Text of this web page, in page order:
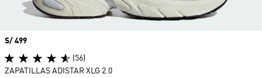
Precio
S/ 499
(56)
ZAPATILLAS ADISTAR XLG 2.0